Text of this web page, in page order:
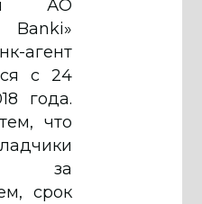
АО
агент
с 24
года.
что
за
срок